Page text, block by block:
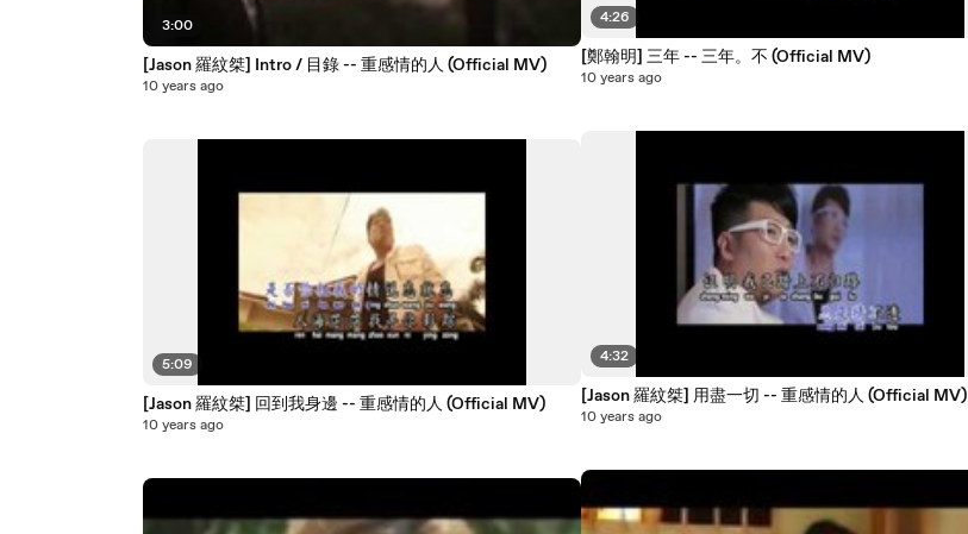
3:00
[Jason 羅紋桀] Intro / 目錄 -- 重感情的人 (Official MV)
10 years ago
5:09
[Jason 羅紋桀] 回到我身邊 -- 重感情的人 (Official MV)
10 years ago
4:26
[鄭翰明] 三年 -- 三年。不 (Official MV)
10 years ago
4:32
[Jason 羅紋桀] 用盡一切 -- 重感情的人 (Official MV)
10 years ago